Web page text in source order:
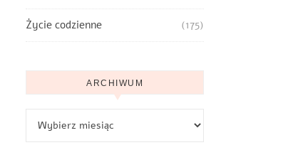
Życie codzienne (175)
ARCHIWUM